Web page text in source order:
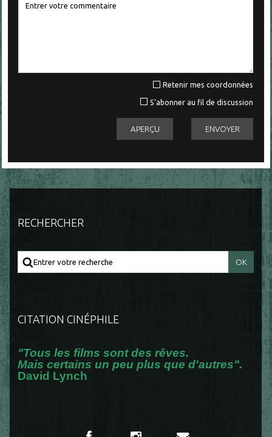
Retenir mes coordonnées
S'abonner au fil de discussion
RECHERCHER
CITATION CINÉPHILE
"Tous les films sont des rêves.
Mais certains un peu plus que d'autres".
David Lynch